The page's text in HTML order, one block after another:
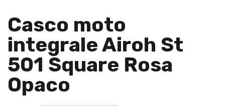
Casco moto
integrale Airoh St
501 Square Rosa
Opaco